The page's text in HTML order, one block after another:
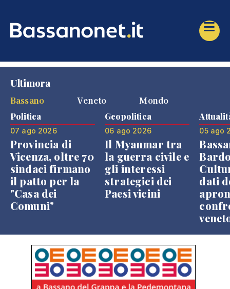
Ultimora
Bassano
Veneto Mondo
Politica
07 ago 2026
Provincia di
Vicenza, oltre 70
sindaci firmano
il patto per la
"Casa dei
Comuni"
Geopolitica
06 ago 2026
Il Myanmar tra
la guerra civile e
gli interessi
strategici dei
Paesi vicini
05 ago
dati